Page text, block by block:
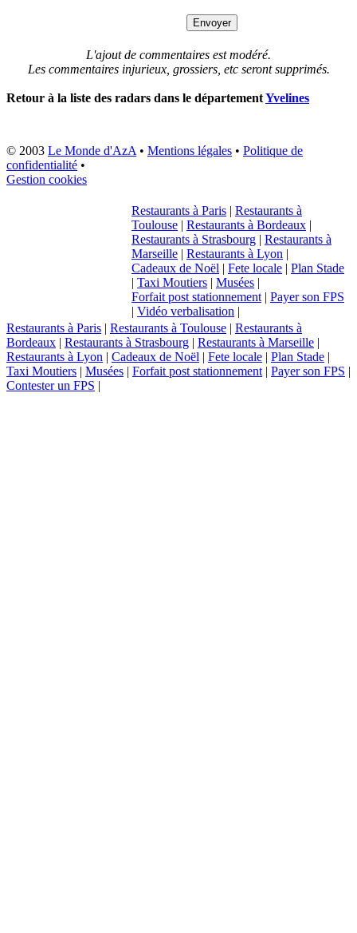
L'ajout de commentaires est modéré.
Les commentaires injurieux, grossiers, etc seront supprimés.
Retour à la liste des radars dans le départementYvelines
© 2003 Le Monde d'AzA • Mentions légales • Politique de
confidentialité •
Gestion cookies
Restaurants à Paris | Restaurants à
Toulouse | Restaurants à Bordeaux |
Restaurants à Strasbourg | Restaurants à
Marseille | Restaurants à Lyon |
Cadeaux de Noël | Fete locale | Plan Stade
| Taxi Moutiers | Musées |
Forfait post stationnement | Payer son FPS
| Vidéo verbalisation |
Restaurants à Paris | Restaurants à Toulouse | Restaurants à
Bordeaux | Restaurants à Strasbourg | Restaurants à Marseille |
Restaurants à Lyon | Cadeaux de Noël | Fete locale | Plan Stade |
Taxi Moutiers | Musées | Forfait post stationnement | Payer son FPS |
Contester un FPS |